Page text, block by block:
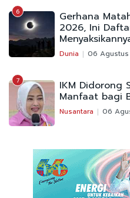
6 Gerhana
2026, Ini
Dunia 06
7 IKM Didorong
Manfaat bagi
Nusantara 06